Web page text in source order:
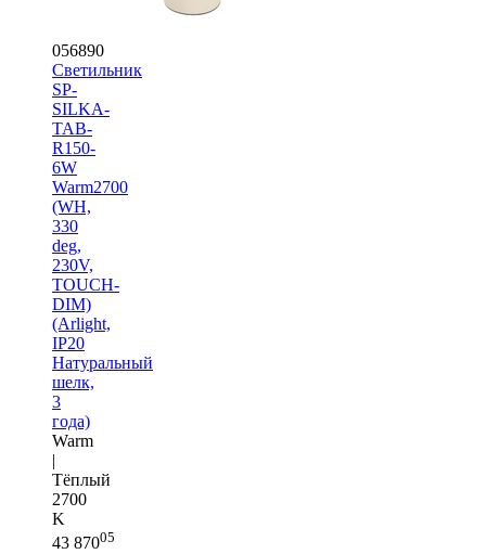
056890
Светильник
SP-
SILKA-
TAB-
R150-
6W
Warm2700
(WH,
330
deg,
230V,
TOUCH-
DIM)
(Arlight,
IP20
Натуральный
шелк,
3
года)
Warm
|
Тёплый
2700
K
43 87005